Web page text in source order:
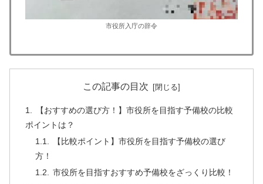
市役所入庁の辞令
この記事の目次
【おすすめの選び方！】市役所を目指す予備校の比較
ポイントは？
【比較ポイント】市役所を目指す予備校の選び
方！
市役所を目指すおすすめ予備校をざっくり比較！